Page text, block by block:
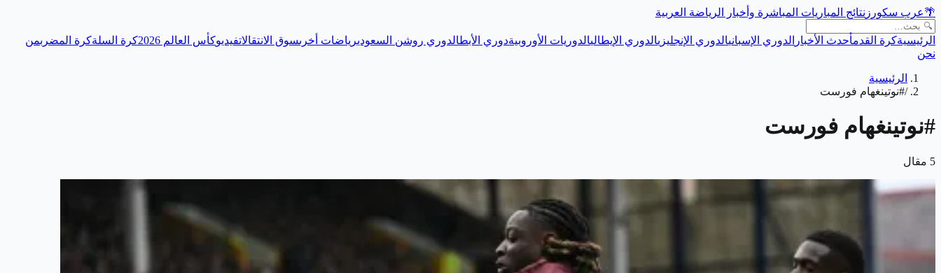
🌴عرب سكورز نتائج المباريات المباشرة وأخبار الرياضة العربية
الرئيسيةكرة القدمأحدث الأخبار الدوري الإسبانيالدوري الإنجليزيالدوري الإيطاليالدوريات الأوروبيةدوري الأبطالدوري روشن السعوديرياضات أخرىسوق الانتقالاتفيديوكأس العالم 2026 كرة السلةكرة المضربمن
نحن
الرئيسية
/#نوتينغهام فورست
#نوتينغهام فورست
5 مقال